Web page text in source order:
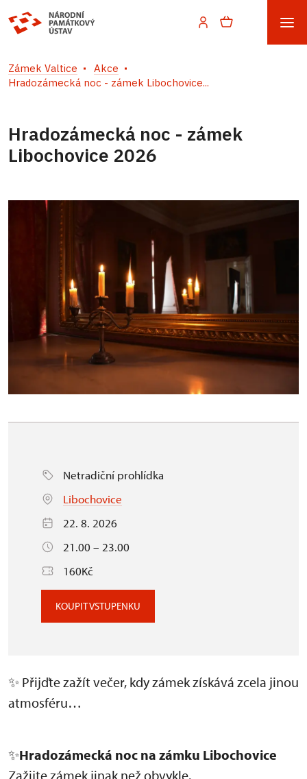
Zámek Valtice
Akce
Hradozámecká noc - zámek Libochovice...
Hradozámecká noc - zámek
Libochovice 2026
Netradiční prohlídka
Libochovice
22. 8. 2026
21.00 – 23.00
160Kč
KOUPIT VSTUPENKU
✨ Přijďte zažít večer, kdy zámek získává zcela jinou
atmosféru…
✨Hradozámecká noc na zámku Libochovice
Zažijte zámek jinak než obvykle.